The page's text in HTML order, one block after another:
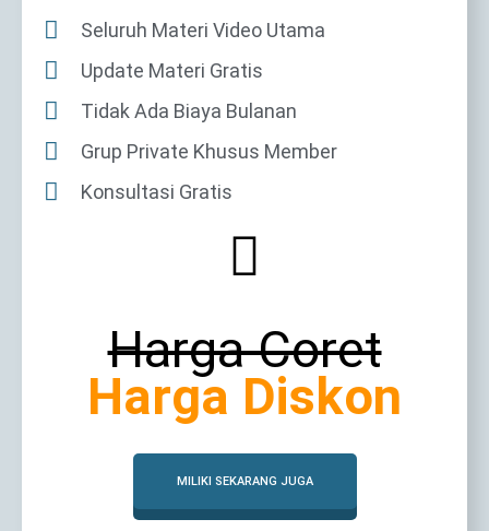
Seluruh Materi Video Utama
Update Materi Gratis
Tidak Ada Biaya Bulanan
Grup Private Khusus Member
Konsultasi Gratis
Harga Coret
Harga Diskon
MILIKI SEKARANG JUGA